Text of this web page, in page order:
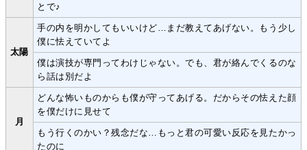
とで♪
太陽
手の内を明かしてもいいけど…まだ教えてあげない。もう少し
僕に怯えていてよ
僕は演技が専門ってわけじゃない。でも、君が絡んでくるのな
ら話は別だよ
月
どんな怖いものからも僕が守ってあげる。だからその怯えた顔
を僕だけに見せて
もう行くのかい？残念だな…もっと君の可愛い反応を見たかっ
たのに